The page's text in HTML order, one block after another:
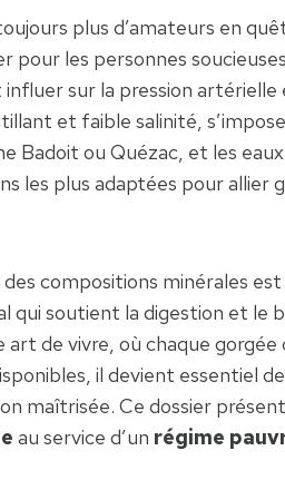
plus d’amateurs en
les personnes
sur la pression
et faible salinité,
Badoit ou Quézac, et les
les plus adaptées pour allier
compositions minérales
qui soutient la digestion et le
art de vivre, où chaque
il devient essentiel
maîtrisée. Ce dossier
au service d’un régime